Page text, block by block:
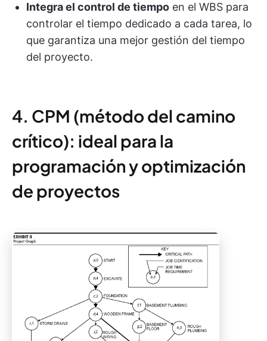
Integra el control de tiempo en el WBS para
controlar el tiempo dedicado a cada tarea, lo
que garantiza una mejor gestión del tiempo
del proyecto.
4. CPM (método del camino
crítico): ideal para la
programación y optimización
de proyectos